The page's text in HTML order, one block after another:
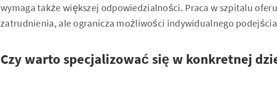
wymaga także większej odpowiedzialności. Praca w szpitalu
zatrudnienia, ale ogranicza możliwości indywidualnego
Czy warto specjalizować się w konkretnej